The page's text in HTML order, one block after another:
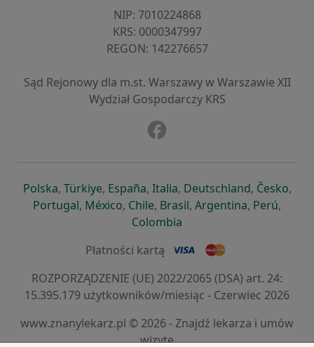
NIP: ⁠7010224868
KRS: ⁠0000347997
REGON: ⁠142276657
Sąd Rejonowy dla m.st. Warszawy w Warszawie XII
Wydział Gospodarczy KRS
Polskaotwiera się w nowej karcie
, Türkiyeotwiera się w nowej karcie
, Españaotwiera się w nowej karcie
, Italiaotwiera się w nowej
, Deutschlandotwiera się
, Česko,
Portugalotwiera się w nowej karcie
, Méxicootwiera się w nowej karcie
, Chileotwiera się w nowej karcie
, Brasilotwiera się w nowej
, Argentinaotwiera się
, Perú,
Colombia
Płatności kartą
ROZPORZĄDZENIE (UE) 2022/2065 (DSA) art. 24:
15.395.179 użytkowników/miesiąc - Czerwiec 2026
www.znanylekarz.pl © 2026 - Znajdź lekarza i umów
wizytę